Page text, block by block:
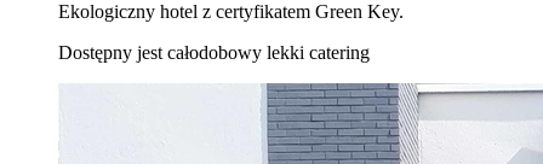
Ekologiczny hotel z certyfikatem Green Key.
Dostępny jest całodobowy lekki catering